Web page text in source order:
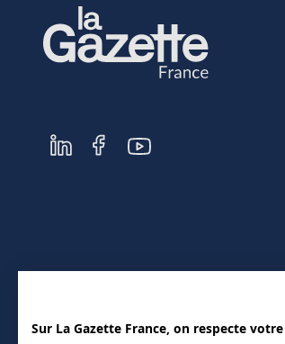
Sur La Gazette France, on respecte